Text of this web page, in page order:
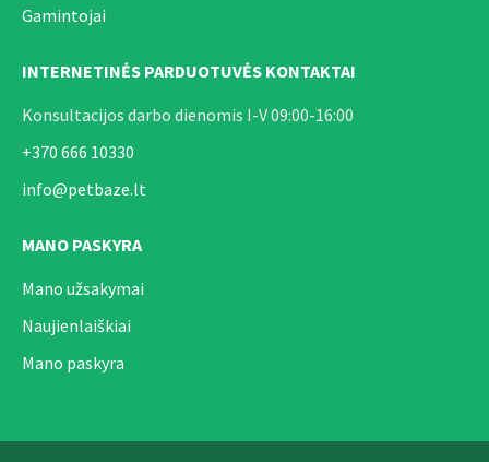
Gamintojai
INTERNETINĖS PARDUOTUVĖS KONTAKTAI
Konsultacijos darbo dienomis I-V 09:00-16:00
+370 666 10330
info@petbaze.lt
MANO PASKYRA
Mano užsakymai
Naujienlaiškiai
Mano paskyra